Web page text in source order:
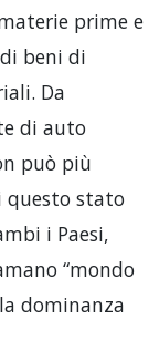
prime e
beni di
Da
di auto
può più
questo stato
i Paesi,
“mondo
dominanza